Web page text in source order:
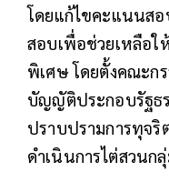
โดยแก้ไขคะแนนสอ
สอบเพื่อช่วยเหลือใ
พิเศษ โดยตั้งคณะก
บัญญัติประกอบรัฐธ
ปราบปรามการทุจริ
ดำเนินการไต่สวนก